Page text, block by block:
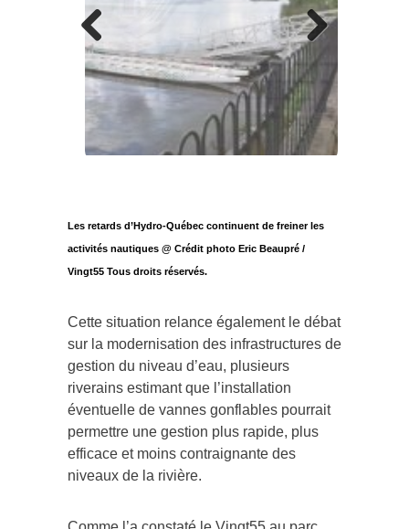
Previous Next
Les retards d’Hydro-Québec continuent de freiner les
activités nautiques @ Crédit photo Eric Beaupré /
Vingt55 Tous droits réservés.
Cette situation relance également le débat
sur la modernisation des infrastructures de
gestion du niveau d’eau, plusieurs
riverains estimant que l’installation
éventuelle de vannes gonflables pourrait
permettre une gestion plus rapide, plus
efficace et moins contraignante des
niveaux de la rivière.
Comme l’a constaté le Vingt55 au parc